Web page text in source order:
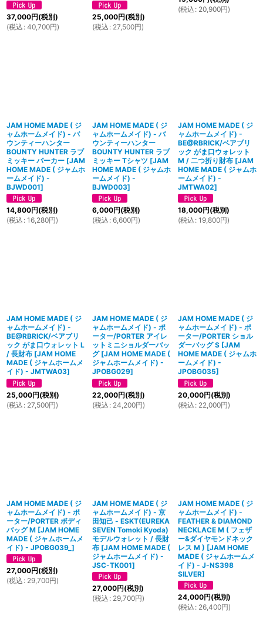
37,000円(税別)
(税込 : 40,700円)
25,000円(税別)
(税込 : 27,500円)
(税込 : 20,900円)
JAM HOME MADE ( ジ
ャムホームメイド) - バ
ウンティーハンター
BOUNTY HUNTER ラブ
ミッキー パーカー [JAM
HOME MADE ( ジャムホ
ームメイド) -
BJWD001]
14,800円(税別)
(税込 : 16,280円)
JAM HOME MADE ( ジ
ャムホームメイド) - バ
ウンティーハンター
BOUNTY HUNTER ラブ
ミッキー Tシャツ [JAM
HOME MADE ( ジャムホ
ームメイド) -
BJWD003]
6,000円(税別)
(税込 : 6,600円)
JAM HOME MADE ( ジ
ャムホームメイド) -
BE@RBRICK/ベアブリ
ック がま口ウォレット
M / 二つ折り財布 [JAM
HOME MADE ( ジャムホ
ームメイド) -
JMTWA02]
18,000円(税別)
(税込 : 19,800円)
JAM HOME MADE ( ジ
ャムホームメイド) -
BE@RBRICK/ベアブリ
ック がま口ウォレット L
/ 長財布 [JAM HOME
MADE ( ジャムホームメ
イド) - JMTWA03]
25,000円(税別)
(税込 : 27,500円)
JAM HOME MADE ( ジ
ャムホームメイド) - ポ
ーター/PORTER アイレ
ットミニショルダーバッ
グ [JAM HOME MADE (
ジャムホームメイド) -
JPOBG029]
22,000円(税別)
(税込 : 24,200円)
JAM HOME MADE ( ジ
ャムホームメイド) - ポ
ーター/PORTER ショル
ダーバッグ S [JAM
HOME MADE ( ジャムホ
ームメイド) -
JPOBG035]
20,000円(税別)
(税込 : 22,000円)
JAM HOME MADE ( ジ
ャムホームメイド) - ポ
ーター/PORTER ボディ
バッグ M [JAM HOME
MADE ( ジャムホームメ
イド) - JPOBG039_ ]
27,000円(税別)
(税込 : 29,700円)
JAM HOME MADE ( ジ
ャムホームメイド) - 京
田知己 - ESKT(EUREKA
SEVEN Tomoki Kyoda)
モデルウォレット / 長財
布 [JAM HOME MADE (
ジャムホームメイド) -
JSC-TK001]
27,000円(税別)
(税込 : 29,700円)
JAM HOME MADE ( ジ
ャムホームメイド) -
FEATHER & DIAMOND
NECKLACE M ( フェザ
ー&ダイヤモンドネック
レス M ) [JAM HOME
MADE ( ジャムホームメ
イド) - J-NS398
SILVER]
24,000円(税別)
(税込 : 26,400円)